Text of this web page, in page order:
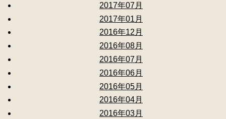
2017年07月
2017年01月
2016年12月
2016年08月
2016年07月
2016年06月
2016年05月
2016年04月
2016年03月